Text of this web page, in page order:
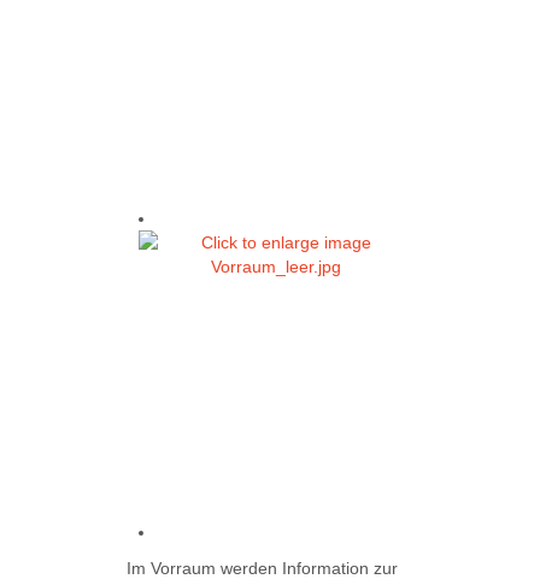
Im Vorraum werden Information zur